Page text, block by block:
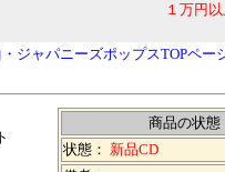
１万円
ジャパニーズポップスTOPペー
商品の状態
状態： 新品CD